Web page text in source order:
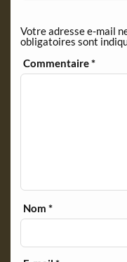
e
d
l
y
Votre adresse e-mail
obligatoires sont
Commentaire*
Nom*